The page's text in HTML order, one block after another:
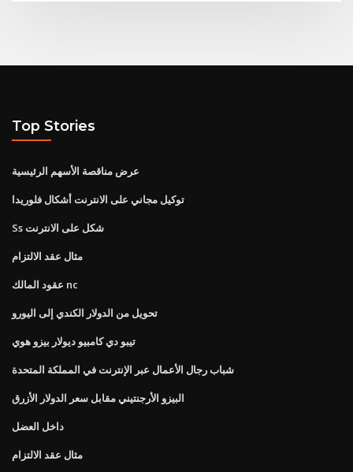
Top Stories
عرض مناقصة الأسهم الرئيسية
توكيل مجاني على الانترنت أشكال فلوريدا
Ss شكل على الانترنت
مثال عقد الالتزام
عقود المالك nc
تحويل من الدولار الكندي إلى اليورو
تيبو دي كامبيو ديولار بيزو هوي
شباب رجال الأعمال عبر الإنترنت في المملكة المتحدة
البيزو الأرجنتيني مقابل سعر الدولار الأزرق
داخل العضل
مثال عقد الالتزام